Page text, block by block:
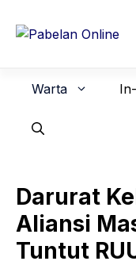
Warta
Darurat
Aliansi
Tuntut